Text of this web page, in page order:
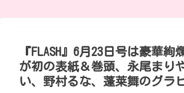
『FLASH』6月23日号は豪華絢
が初の表紙＆巻頭、永尾まり
い、野村るな、蓬莱舞のグラ